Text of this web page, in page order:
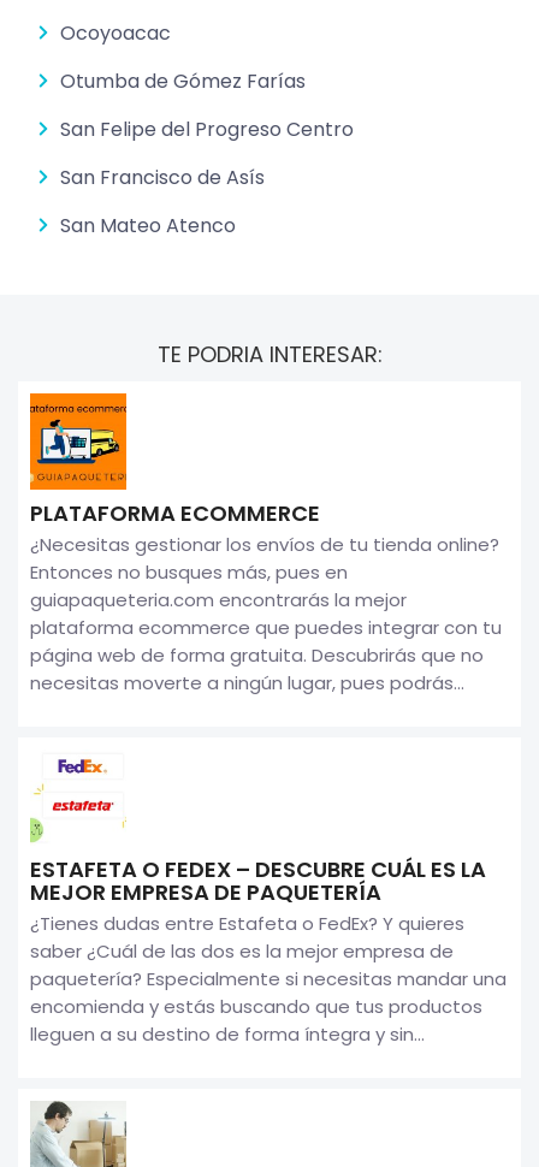
Ocoyoacac
Otumba de Gómez Farías
San Felipe del Progreso Centro
San Francisco de Asís
San Mateo Atenco
TE PODRIA INTERESAR:
PLATAFORMA ECOMMERCE
¿Necesitas gestionar los envíos de tu tienda online?
Entonces no busques más, pues en
guiapaqueteria.com encontrarás la mejor
plataforma ecommerce que puedes integrar con tu
página web de forma gratuita. Descubrirás que no
necesitas moverte a ningún lugar, pues podrás...
ESTAFETA O FEDEX – DESCUBRE CUÁL ES LA
MEJOR EMPRESA DE PAQUETERÍA
¿Tienes dudas entre Estafeta o FedEx? Y quieres
saber ¿Cuál de las dos es la mejor empresa de
paquetería? Especialmente si necesitas mandar una
encomienda y estás buscando que tus productos
lleguen a su destino de forma íntegra y sin...